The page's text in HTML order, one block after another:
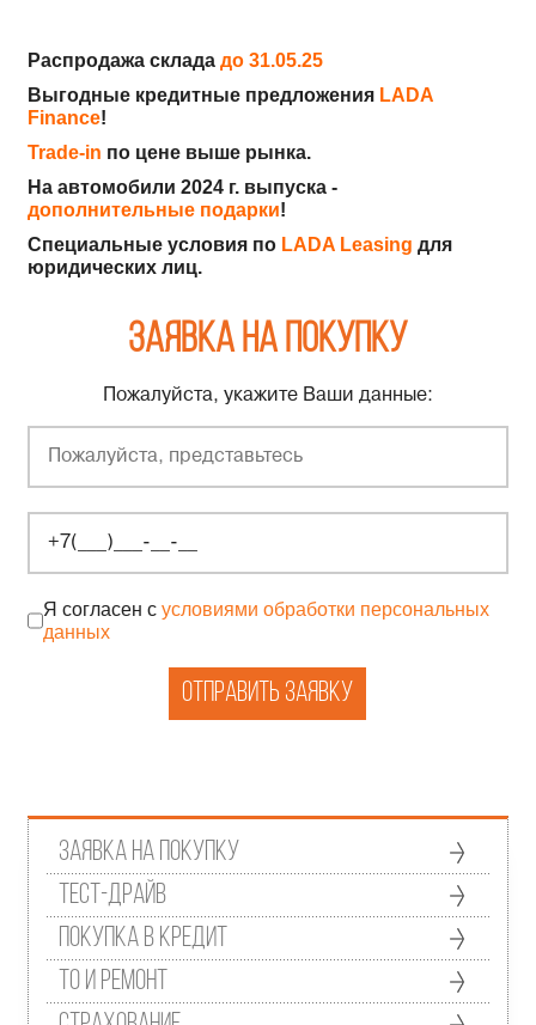
Распродажа склададо 31.05.25
Выгодные кредитные предложения LADA
Finance!
Trade-in по цене выше рынка.
На автомобили 2024 г. выпуска -
дополнительные подарки!
Специальные условия по LADA Leasing для
юридических лиц.
Заявка на покупку
Пожалуйста, укажите Ваши данные:
Я согласен с условиями обработки персональных
данных
Отправить заявку
Заявка на покупку
Тест-драйв
Покупка в кредит
ТО и ремонт